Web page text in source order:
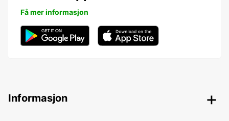
Få mer informasjon
Informasjon